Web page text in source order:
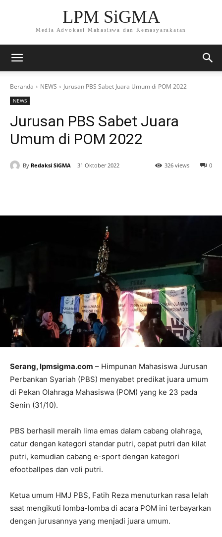
LPM SiGMA
Media Advokasi Mahasiswa dan Kemasyarakatan
Beranda NEWS Jurusan PBS Sabet Juara Umum di POM 2022
NEWS
Jurusan PBS Sabet Juara
Umum di POM 2022
By Redaksi SiGMA 31 Oktober 2022 0
326 views
Serang, lpmsigma.com – Himpunan Mahasiswa Jurusan
Perbankan Syariah (PBS) menyabet predikat juara umum
di Pekan Olahraga Mahasiswa (POM) yang ke 23 pada
Senin (31/10).
PBS berhasil meraih lima emas dalam cabang olahraga,
catur dengan kategori standar putri, cepat putri dan kilat
putri, kemudian cabang e-sport dengan kategori
efootballpes dan voli putri.
Ketua umum HMJ PBS, Fatih Reza menuturkan rasa lelah
saat mengikuti lomba-lomba di acara POM ini terbayarkan
dengan jurusannya yang menjadi juara umum.